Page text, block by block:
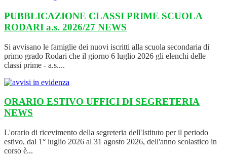
PUBBLICAZIONE CLASSI PRIME SCUOLA
RODARI a.s. 2026/27 NEWS
Si avvisano le famiglie dei nuovi iscritti alla scuola secondaria di
primo grado Rodari che il giorno 6 luglio 2026 gli elenchi delle
classi prime - a.s....
ORARIO ESTIVO UFFICI DI SEGRETERIA
NEWS
L'orario di ricevimento della segreteria dell'Istituto per il periodo
estivo, dal 1° luglio 2026 al 31 agosto 2026, dell'anno scolastico in
corso è...